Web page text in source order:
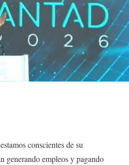
conscientes de su
generando empleos y pagando